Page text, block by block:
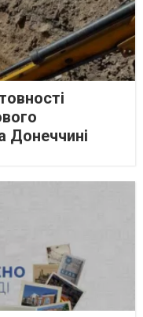
Донеччині